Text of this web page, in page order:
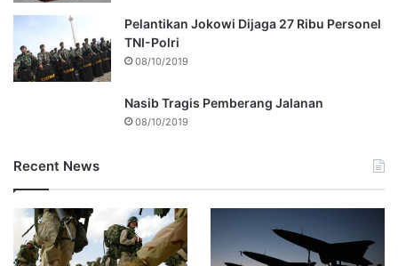
Pelantikan Jokowi Dijaga 27 Ribu Personel
TNI-Polri
08/10/2019
Nasib Tragis Pemberang Jalanan
08/10/2019
Recent News